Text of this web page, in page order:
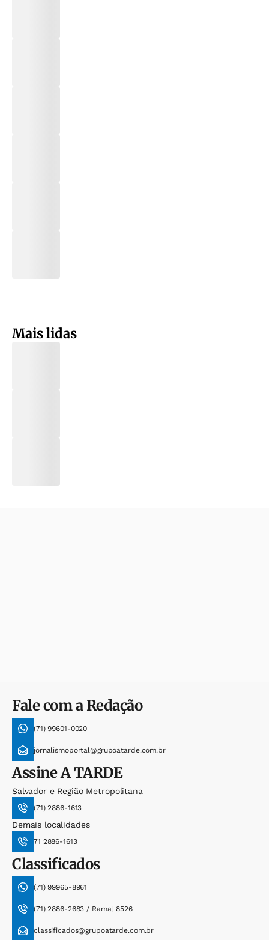
Mais lidas
Fale com a Redação
(71) 99601-0020
jornalismoportal@grupoatarde.com.br
AssineA TARDE
Salvador e Região Metropolitana
(71) 2886-1613
Demais localidades
71 2886-1613
Classificados
(71) 99965-8961
(71) 2886-2683 / Ramal 8526
classificados@grupoatarde.com.br